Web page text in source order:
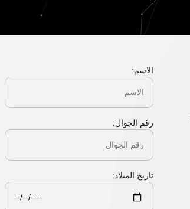
الاسم:
رقم الجوال:
تاريخ الميلاد: